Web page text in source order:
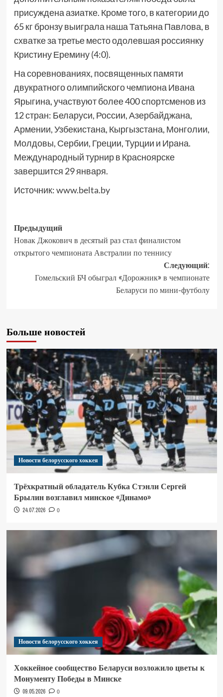
присуждена азиатке. Кроме того, в категории до
65 кг бронзу выиграла наша Татьяна Павлова, в
схватке за третье место одолевшая россиянку
Кристину Еремину (4:0).
На соревнованиях, посвященных памяти
двукратного олимпийского чемпиона Ивана
Ярыгина, участвуют более 400 спортсменов из
12 стран: Беларуси, России, Азербайджана,
Армении, Узбекистана, Кыргызстана, Монголии,
Молдовы, Сербии, Греции, Турции и Ирана.
Международный турнир в Красноярске
завершится 29 января.
Источник:www.belta.by
Предыдущий
Новак Джокович в десятый раз стал финалистом
открытого чемпионата Австралии по теннису
Следующий:
Гомельский БЧ обыграл «Дорожник» в чемпионате
Беларуси по мини-футболу
Больше новостей
Новости белорусского хоккея
Трёхкратный обладатель Кубка Стэнли Сергей
Брылин возглавил минское «Динамо»
24.07.2026 0
Новости белорусского хоккея
Хоккейное сообщество Беларуси возложило цветы к
Монументу Победы в Минске
09.05.2026 0